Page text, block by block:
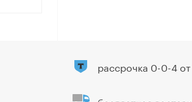
рассрочка 0-0-4